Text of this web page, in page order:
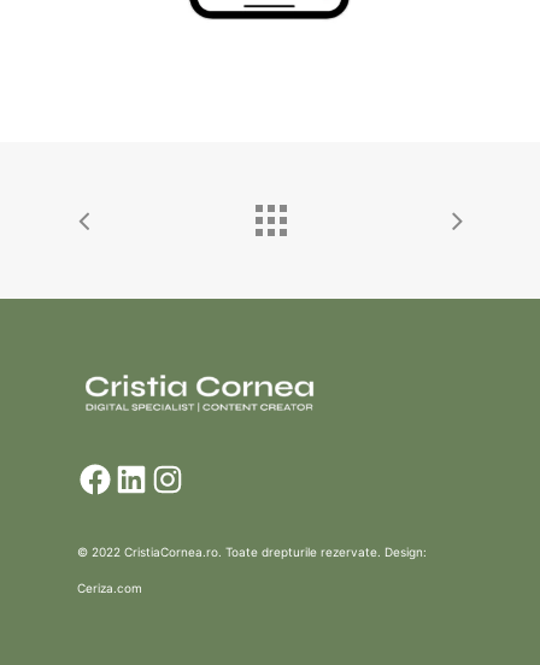
Facebook
LinkedIn
© 2022 CristiaCornea.ro. Toate drepturile rezervate. Design:
Ceriza.com